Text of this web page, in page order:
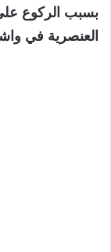
بسبب الركوع
العنصرية في